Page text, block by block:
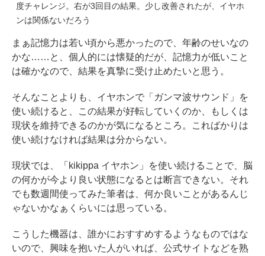
度チャレンジ。右が3回目の結果。少し改善されたが、イヤホ
ンは関係ないだろう
まぁ記憶力は若い頃から悪かったので、年齢のせいなの
かな……と、個人的には懐疑的だが、記憶力が低いこと
は確かなので、結果を真摯に受け止めたいと思う。
そんなことよりも、イヤホンで「ガンマ波サウンド」を
使い続けると、この結果が好転していくのか、もしくは
現状を維持できるのかが気になるところ。こればかりは
使い続けなければ結果は分からない。
現状では、「kikippa イヤホン」を使い続けることで、脳
の何かが今より良い状態になるとは断言できない。それ
でも数週間使ってみた筆者は、何か良いことがあるんじ
ゃないかなぁくらいには思っている。
こうした機器は、誰かにおすすめするようなものではな
いので、興味を抱いた人がいれば、公式サイトなどを熟